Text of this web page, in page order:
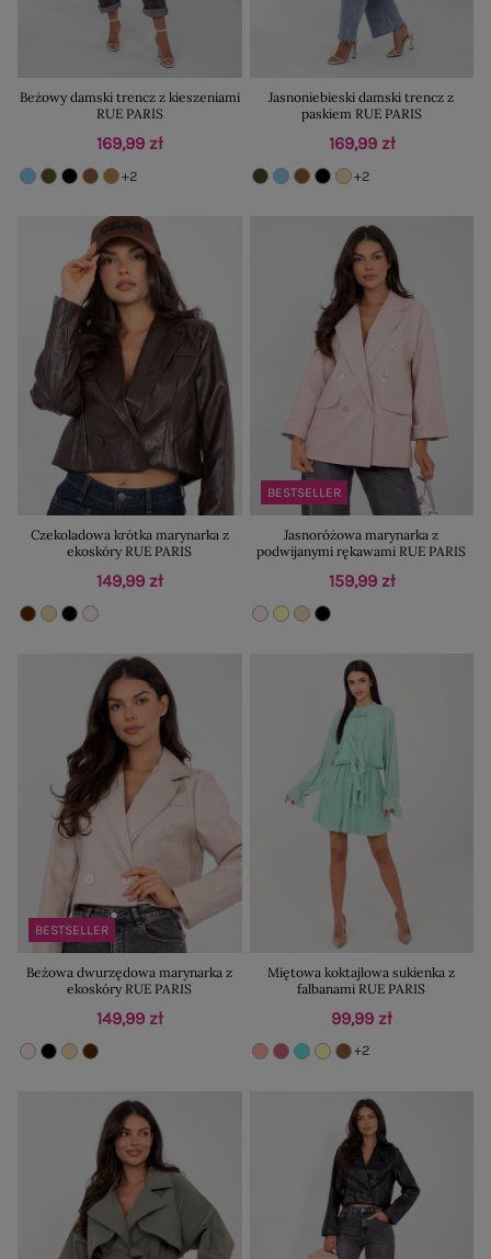
Beżowy damski trencz z kieszeniami
RUE PARIS
169,99 zł
+2
Jasnoniebieski damski trencz z
paskiem RUE PARIS
169,99 zł
+2
Czekoladowa krótka marynarka z
ekoskóry RUE PARIS
149,99 zł
BESTSELLER
Jasnoróżowa marynarka z
podwijanymi rękawami RUE PARIS
159,99 zł
BESTSELLER
Beżowa dwurzędowa marynarka z
ekoskóry RUE PARIS
149,99 zł
Miętowa koktajlowa sukienka z
falbanami RUE PARIS
99,99 zł
+2